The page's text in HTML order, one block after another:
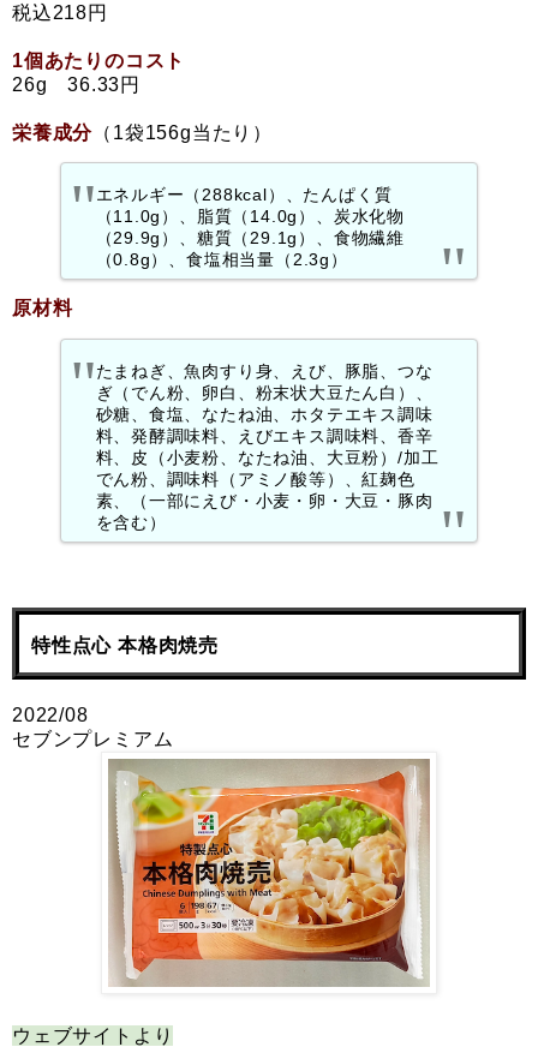
税込218円
1個あたりのコスト
26g 36.33円
栄養成分 （1袋156g当たり）
エネルギー（288kcal）、たんぱく質
（11.0g）、脂質（14.0g）、炭水化物
（29.9g）、糖質（29.1g）、食物繊維
（0.8g）、食塩相当量（2.3g）
原材料
たまねぎ、魚肉すり身、えび、豚脂、つな
ぎ（でん粉、卵白、粉末状大豆たん白）、
砂糖、食塩、なたね油、ホタテエキス調味
料、発酵調味料、えびエキス調味料、香辛
料、皮（小麦粉、なたね油、大豆粉）/加工
でん粉、調味料（アミノ酸等）、紅麹色
素、（一部にえび・小麦・卵・大豆・豚肉
を含む）
特性点心 本格肉焼売
2022/08
セブンプレミアム
ウェブサイトより